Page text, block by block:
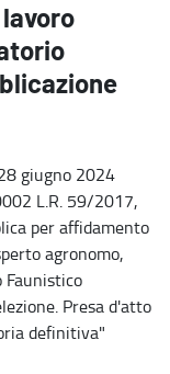
giugno 2024
L.R. 59/2017,
per affidamento
agronomo,
Faunistico
Presa d'atto
definitiva"